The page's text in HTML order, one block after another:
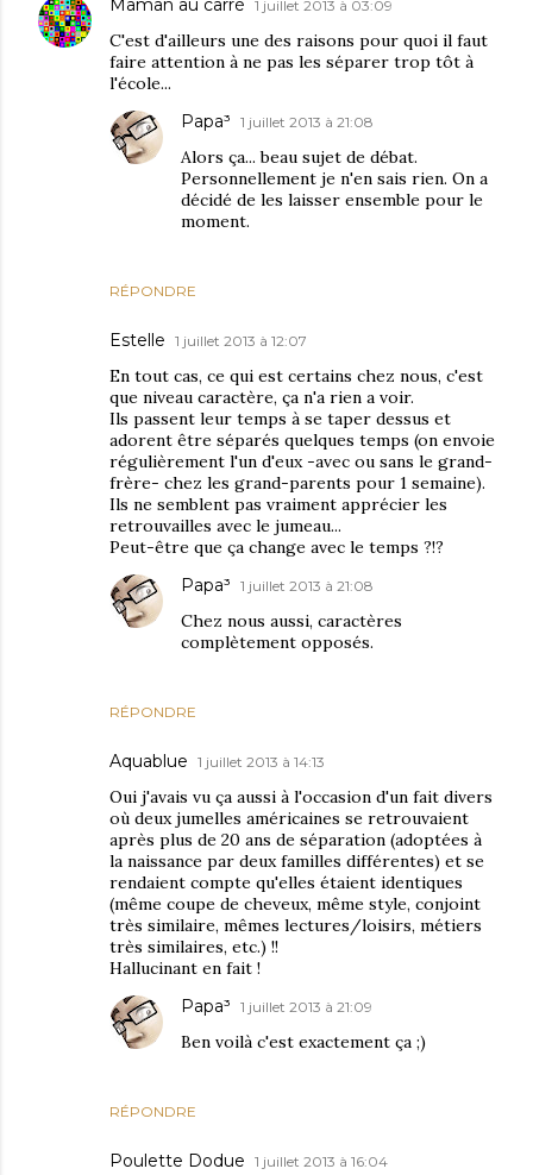
Maman au carré 1 juillet 2013 à 03:09
C'est d'ailleurs une des raisons pour quoi il faut
faire attention à ne pas les séparer trop tôt à
l'école...
RÉPONDRE
Papa³ 1 juillet 2013 à 21:08
Alors ça... beau sujet de débat.
Personnellement je n'en sais rien. On a
décidé de les laisser ensemble pour le
moment.
Estelle 1 juillet 2013 à 12:07
En tout cas, ce qui est certains chez nous, c'est
que niveau caractère, ça n'a rien a voir.
Ils passent leur temps à se taper dessus et
adorent être séparés quelques temps (on envoie
régulièrement l'un d'eux -avec ou sans le grand-
frère- chez les grand-parents pour 1 semaine).
Ils ne semblent pas vraiment apprécier les
retrouvailles avec le jumeau...
Peut-être que ça change avec le temps ?!?
RÉPONDRE
Papa³ 1 juillet 2013 à 21:08
Chez nous aussi, caractères
complètement opposés.
Aquablue 1 juillet 2013 à 14:13
Oui j'avais vu ça aussi à l'occasion d'un fait divers
où deux jumelles américaines se retrouvaient
après plus de 20 ans de séparation (adoptées à
la naissance par deux familles différentes) et se
rendaient compte qu'elles étaient identiques
(même coupe de cheveux, même style, conjoint
très similaire, mêmes lectures/loisirs, métiers
très similaires, etc.) !!
Hallucinant en fait !
RÉPONDRE
Papa³ 1 juillet 2013 à 21:09
Ben voilà c'est exactement ça ;)
Poulette Dodue 1 juillet 2013 à 16:04